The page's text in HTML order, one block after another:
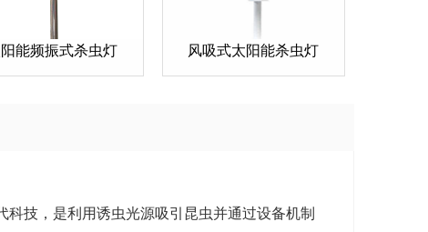
能频振式杀虫灯 风吸式太阳能杀虫灯
技，是利用诱虫光源吸引昆虫并通过设备机制